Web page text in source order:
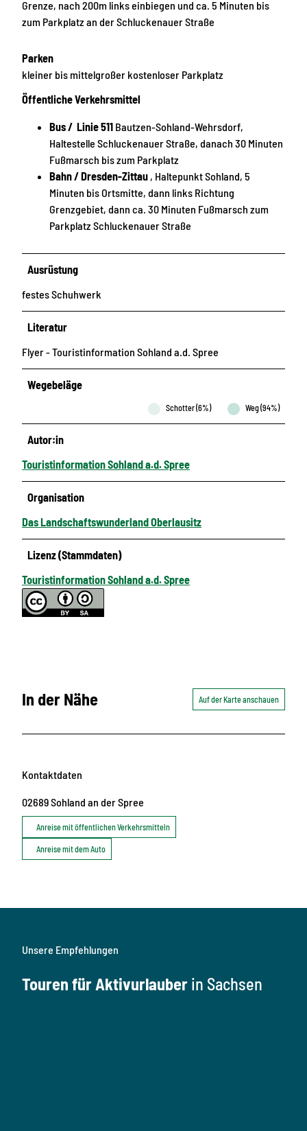
Grenze, nach 200m links einbiegen und ca. 5 Minuten bis
zum Parkplatz an der Schluckenauer Straße
Parken
kleiner bis mittelgroßer kostenloser Parkplatz
Öffentliche Verkehrsmittel
Bus / Linie 511 Bautzen-Sohland-Wehrsdorf,
Haltestelle Schluckenauer Straße, danach 30 Minuten
Fußmarsch bis zum Parkplatz
Bahn / Dresden-Zittau , Haltepunkt Sohland, 5
Minuten bis Ortsmitte, dann links Richtung
Grenzgebiet, dann ca. 30 Minuten Fußmarsch zum
Parkplatz Schluckenauer Straße
Ausrüstung
festes Schuhwerk
Literatur
Flyer - Touristinformation Sohland a.d. Spree
Wegebeläge
Schotter (6%) Weg (94%)
Autor:in
Touristinformation Sohland a.d. Spree
Organisation
Das Landschaftswunderland Oberlausitz
Lizenz (Stammdaten)
Touristinformation Sohland a.d. Spree
In der Nähe Auf der Karte anschauen
Kontaktdaten
02689Sohland an der Spree
Anreise mit öffentlichen Verkehrsmitteln
Anreise mit dem Auto
Unsere Empfehlungen
Touren für Aktivurlauber in Sachsen